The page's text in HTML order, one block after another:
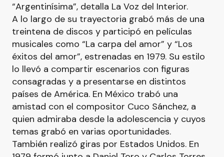
“Argentinísima”, detalla La Voz del Interior.
A lo largo de su trayectoria grabó más de una
treintena de discos y participó en películas
musicales como “La carpa del amor” y “Los
éxitos del amor”, estrenadas en 1979. Su estilo
lo llevó a compartir escenarios con figuras
consagradas y a presentarse en distintos
países de América. En México trabó una
amistad con el compositor Cuco Sánchez, a
quien admiraba desde la adolescencia y cuyos
temas grabó en varias oportunidades.
También realizó giras por Estados Unidos. En